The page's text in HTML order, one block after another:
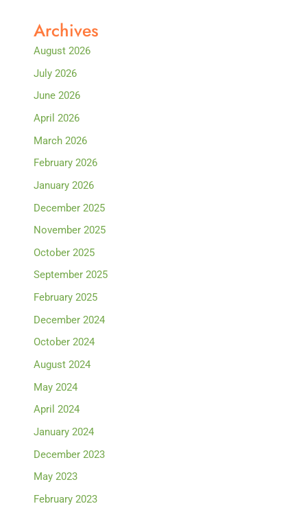
Archives
August 2026
July 2026
June 2026
April 2026
March 2026
February 2026
January 2026
December 2025
November 2025
October 2025
September 2025
February 2025
December 2024
October 2024
August 2024
May 2024
April 2024
January 2024
December 2023
May 2023
February 2023